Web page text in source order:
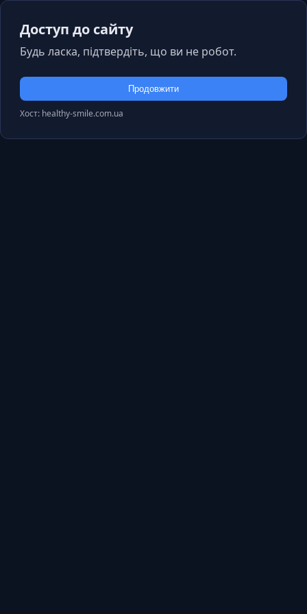
Доступ до сайту
Будь ласка, підтвердіть, що ви не робот.
Продовжити
Хост: healthy-smile.com.ua